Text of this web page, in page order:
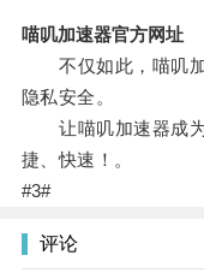
喵叽加速器官方网址
不仅如此，喵叽加
隐私安全。
让喵叽加速器成为
捷、快速！。
#3#
评论